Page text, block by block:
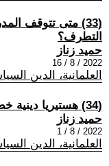
(33) متى تتوقف
التطرف؟
حميد زناز
2022 / 8 / 16
العلمانية، الدين
(34) هستيريا دينية خطيرة في الجزائر
حميد زناز
2022 / 8 / 1
العلمانية، الدين